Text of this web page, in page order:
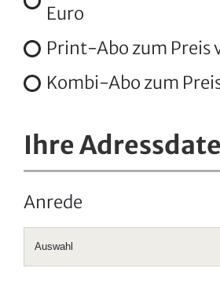
Euro
Print-Abo zum Preis
Kombi-Abo zum
Ihre
Anrede